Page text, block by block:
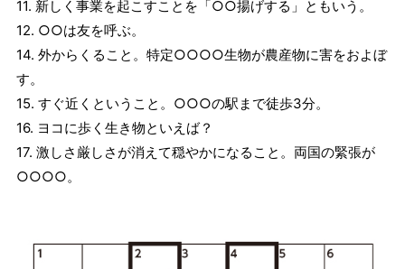
11. 新しく事業を起こすことを「○○揚げする」ともいう。
12. ○○は友を呼ぶ。
14. 外からくること。特定○○○○生物が農産物に害をおよぼ
す。
15. すぐ近くということ。○○○の駅まで徒歩3分。
16. ヨコに歩く生き物といえば？
17. 激しさ厳しさが消えて穏やかになること。両国の緊張が
○○○○。